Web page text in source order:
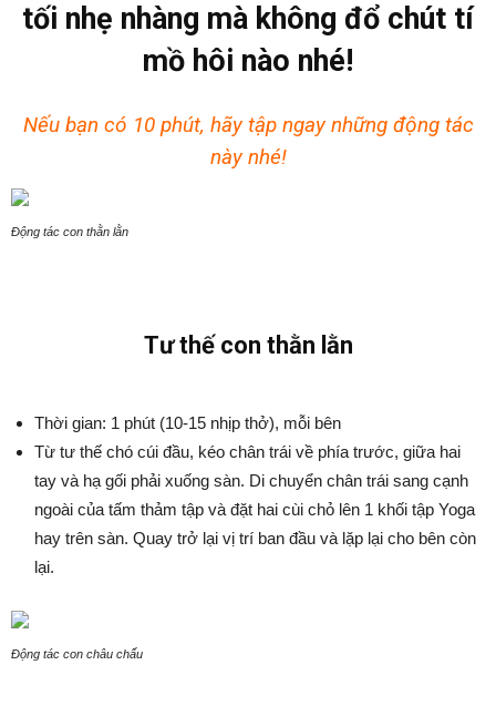
tối nhẹ nhàng mà không đổ chút tí
mồ hôi nào nhé!
Nếu bạn có 10 phút, hãy tập ngay những động tác
này nhé!
Động tác con thằn lằn
Tư thế con thằn lằn
Thời gian: 1 phút (10-15 nhịp thở), mỗi bên
Từ tư thế chó cúi đầu, kéo chân trái về phía trước, giữa hai
tay và hạ gối phải xuống sàn. Di chuyển chân trái sang cạnh
ngoài của tấm thảm tập và đặt hai cùi chỏ lên 1 khối tập Yoga
hay trên sàn. Quay trở lại vị trí ban đầu và lặp lại cho bên còn
lại.
Động tác con châu chấu